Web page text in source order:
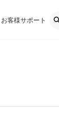
お客様サポート